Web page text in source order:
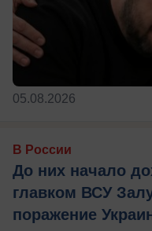
05.08.2026
В России
До них начало
главком ВСУ
поражение